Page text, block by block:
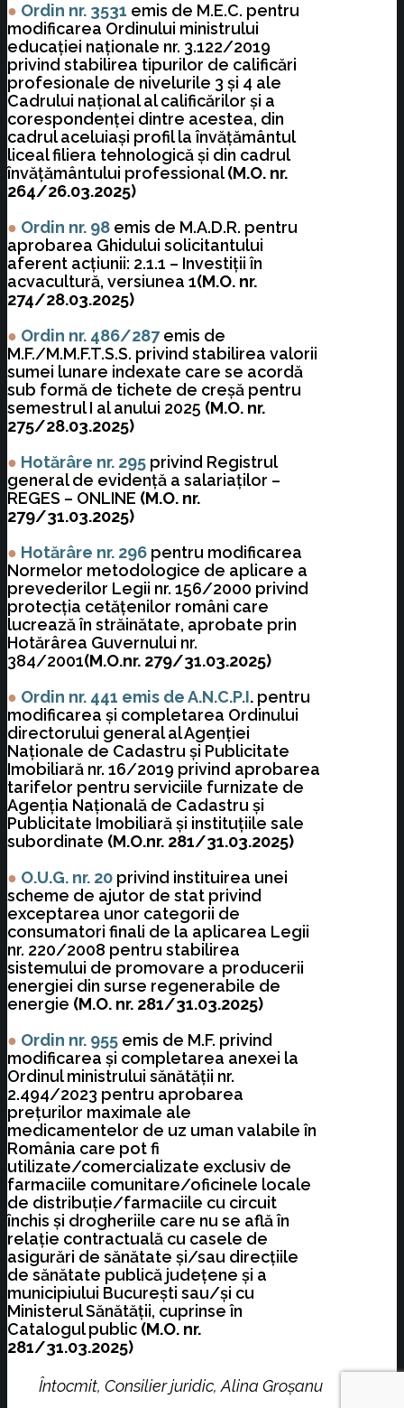
● Ordin nr. 3531 emis de M.E.C. pentru
modificarea Ordinului ministrului
educaţiei naţionale nr. 3.122/2019
privind stabilirea tipurilor de calificări
profesionale de nivelurile 3 şi 4 ale
Cadrului naţional al calificărilor şi a
corespondenţei dintre acestea, din
cadrul aceluiaşi profil la învăţământul
liceal filiera tehnologică şi din cadrul
învăţământului professional(M.O. nr.
264/26.03.2025)
● Ordin nr. 98 emis de M.A.D.R. pentru
aprobarea Ghidului solicitantului
aferent acţiunii: 2.1.1 – Investiţii în
acvacultură, versiunea 1(M.O. nr.
274/28.03.2025)
● Ordin nr. 486/287emis de
M.F./M.M.F.T.S.S. privind stabilirea valorii
sumei lunare indexate care se acordă
sub formă de tichete de creşă pentru
semestrul I al anului 2025 (M.O. nr.
275/28.03.2025)
● Hotărâre nr. 295 privind Registrul
general de evidenţă a salariaţilor –
REGES – ONLINE (M.O. nr.
279/31.03.2025)
● Hotărâre nr. 296 pentru modificarea
Normelor metodologice de aplicare a
prevederilor Legii nr. 156/2000 privind
protecţia cetăţenilor români care
lucrează în străinătate, aprobate prin
Hotărârea Guvernului nr.
384/2001(M.O.nr. 279/31.03.2025)
● Ordin nr. 441 emis de A.N.C.P.I. pentru
modificarea şi completarea Ordinului
directorului general al Agenţiei
Naţionale de Cadastru şi Publicitate
Imobiliară nr. 16/2019 privind aprobarea
tarifelor pentru serviciile furnizate de
Agenţia Naţională de Cadastru şi
Publicitate Imobiliară şi instituţiile sale
subordinate (M.O.nr. 281/31.03.2025)
● O.U.G. nr. 20 privind instituirea unei
scheme de ajutor de stat privind
exceptarea unor categorii de
consumatori finali de la aplicarea Legii
nr. 220/2008 pentru stabilirea
sistemului de promovare a producerii
energiei din surse regenerabile de
energie (M.O. nr. 281/31.03.2025)
● Ordin nr. 955 emis de M.F. privind
modificarea şi completarea anexei la
Ordinul ministrului sănătăţii nr.
2.494/2023 pentru aprobarea
preţurilor maximale ale
medicamentelor de uz uman valabile în
România care pot fi
utilizate/comercializate exclusiv de
farmaciile comunitare/oficinele locale
de distribuţie/farmaciile cu circuit
închis şi drogheriile care nu se află în
relaţie contractuală cu casele de
asigurări de sănătate şi/sau direcţiile
de sănătate publică judeţene şi a
municipiului Bucureşti sau/şi cu
Ministerul Sănătăţii, cuprinse în
Catalogul public (M.O. nr.
281/31.03.2025)
Întocmit, Consilier juridic, Alina Groșanu